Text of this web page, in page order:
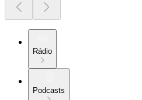
Rádio
Podcasts